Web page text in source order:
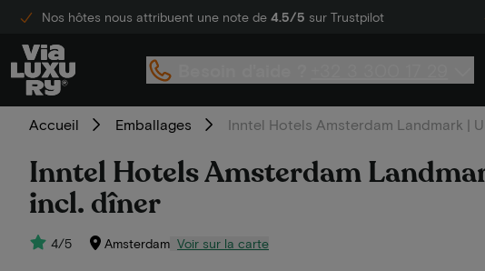
Nos hôtes nous attribuent une note de 4.5/5 sur Trustpilot
Accueil Emballages Inntel Hotels Amsterdam Landmark |
Inntel Hotels Amsterdam
incl. dîner
4/5 Amsterdam Voir sur la carte